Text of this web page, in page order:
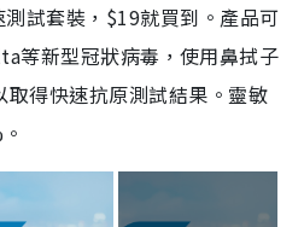
試套裝，$19就買到。產品可
等新型冠狀病毒，使用鼻拭子
得快速抗原測試結果。靈敏